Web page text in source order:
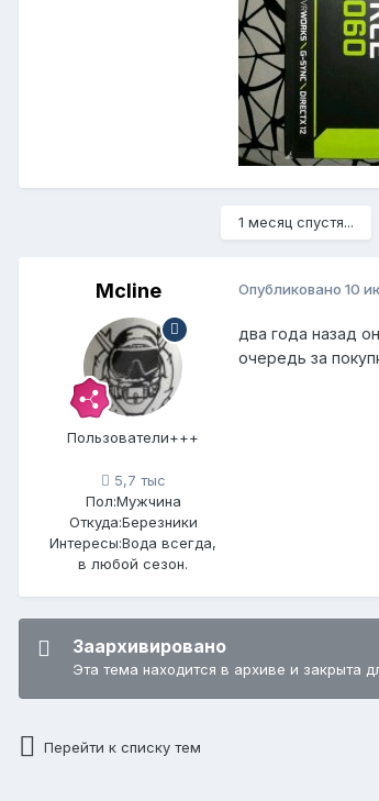
1 месяц спустя...
Mcline
Пользователи+++
5,7 тыс
Пол:Мужчина
Откуда:Березники
Интересы:Вода всегда,
в любой сезон.
Опубликовано 10
два года назад
очередь за
Заархивировано
Эта тема находится в архиве и закрыта
Перейти к списку тем